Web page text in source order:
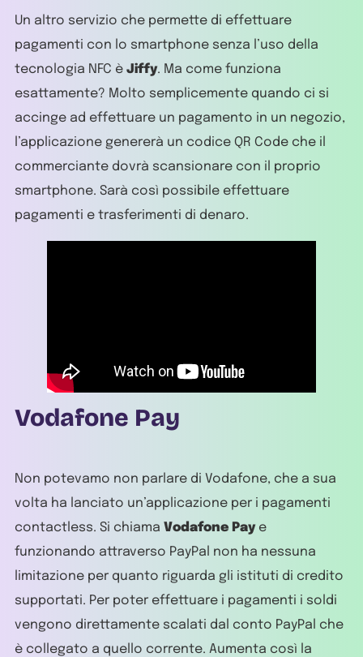
Un altro servizio che permette di effettuare
pagamenti con lo smartphone senza l’uso della
tecnologia NFC è Jiffy. Ma come funziona
esattamente? Molto semplicemente quando ci si
accinge ad effettuare un pagamento in un negozio,
l’applicazione genererà un codice QR Code che il
commerciante dovrà scansionare con il proprio
smartphone. Sarà così possibile effettuare
pagamenti e trasferimenti di denaro.
Vodafone Pay
Non potevamo non parlare di Vodafone, che a sua
volta ha lanciato un’applicazione per i pagamenti
contactless. Si chiama Vodafone Pay e
funzionando attraverso PayPal non ha nessuna
limitazione per quanto riguarda gli istituti di credito
supportati. Per poter effettuare i pagamenti i soldi
vengono direttamente scalati dal conto PayPal che
è collegato a quello corrente. Aumenta così la